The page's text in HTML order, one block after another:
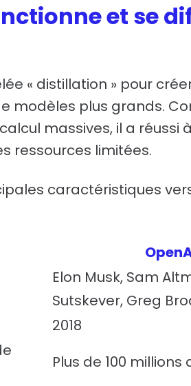
et se
« distillation » pour
modèles plus grands.
massives, il a réussi
ressources limitées.
caractéristiques
Elon Musk, Sam
Sutskever, Greg
2018
Plus de 100